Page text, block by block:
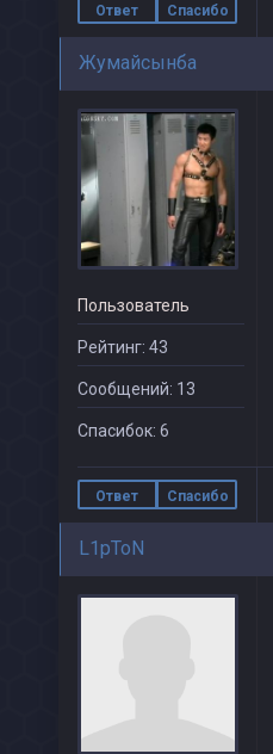
Ответ Спасибо
Жумайсынба
Пользователь
Рейтинг: 43
Сообщений: 13
Спасибок: 6
Ответ Спасибо
L1pToN